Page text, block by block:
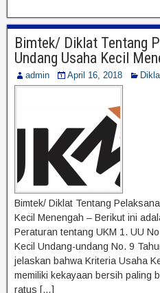
Bimtek/ Diklat Tentang
Undang Usaha Kecil
admin April 16, 2018
Bimtek/ Diklat Tentang
Kecil Menengah – Berikut ini
Peraturan tentang UKM 1. UU
Kecil Undang-undang No. 9
jelaskan bahwa Kriteria Usaha
memiliki kekayaan bersih paling
ratus […]